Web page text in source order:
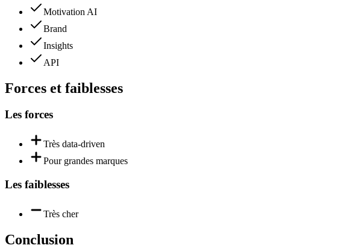
Motivation AI
Brand
Insights
API
Forces et faiblesses
Les forces
Très data-driven
Pour grandes marques
Les faiblesses
Très cher
Conclusion